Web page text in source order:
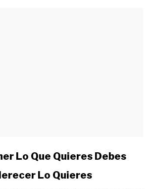
Lo Que Quieres Debes
Lo Quieres